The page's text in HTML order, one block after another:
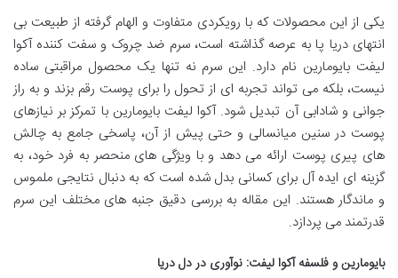
یکی از این محصولات که با رویکردی متفاوت و الهام گرفته از طبیعت بی
انتهای دریا پا به عرصه گذاشته است، سرم ضد چروک و سفت کننده آکوا
لیفت بایومارین نام دارد. این سرم نه تنها یک محصول مراقبتی ساده
نیست، بلکه می تواند تجربه ای از تحول را برای پوست رقم بزند و به راز
جوانی و شادابی آن تبدیل شود. آکوا لیفت بایومارین با تمرکز بر نیازهای
پوست در سنین میانسالی و حتی پیش از آن، پاسخی جامع به چالش
های پیری پوست ارائه می دهد و با ویژگی های منحصر به فرد خود، به
گزینه ای ایده آل برای کسانی بدل شده است که به دنبال نتایجی ملموس
و ماندگار هستند. این مقاله به بررسی دقیق جنبه های مختلف این سرم
قدرتمند می پردازد.
بایومارین و فلسفه آکوا لیفت: نوآوری در دل دریا